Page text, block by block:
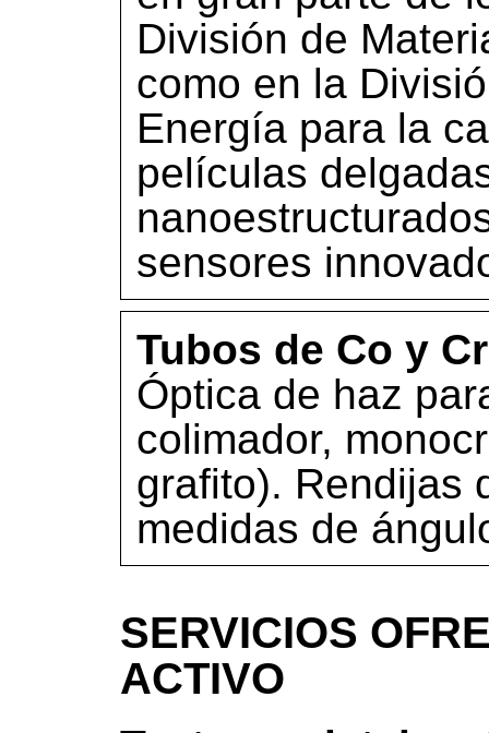
División de
como en la
Energía para la
películas
sensores
Tubos de Co y Cr
Óptica de haz
colimador,
grafito). Rendijas
medidas de
SERVICIOS
ACTIVO